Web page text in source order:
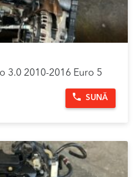
3.0 2010-2016 Euro 5
SUNĂ